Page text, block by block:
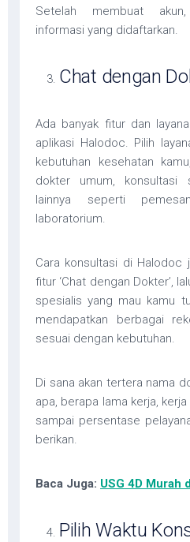
Setelah membuat
informasi yang didaftarkan.
Chat dengan
Ada banyak fitur dan
aplikasi Halodoc. Pilih
kebutuhan kesehatan
dokter umum, konsultasi
lainnya seperti
laboratorium.
Cara konsultasi di Halodoc
fitur ‘Chat dengan Dokter’,
spesialis yang mau kamu
mendapatkan berbagai
sesuai dengan kebutuhan.
Di sana akan tertera nama
apa, berapa lama kerja,
sampai persentase
berikan.
Baca Juga: USG 4D Murah
Pilih Waktu